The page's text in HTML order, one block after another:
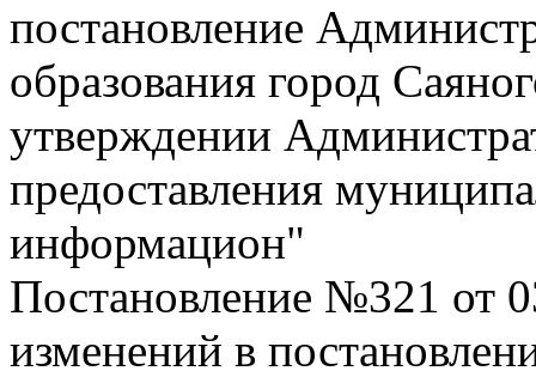
постановление
образования город
утверждении
предоставления
информацион"
Постановление №321 от
изменений в